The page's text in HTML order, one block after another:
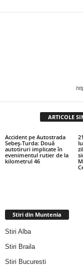
ARTICOLE
Accident pe Autostrada
Sebeș-Turda: Două
autotiruri implicate în
evenimentul rutier de la
kilometrul 46
Stiri din Muntenia
Stiri Alba
Stiri Braila
Stiri Bucuresti